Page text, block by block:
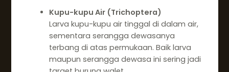
Kupu-kupu Air (Trichoptera)
Larva kupu-kupu air tinggal di dalam air,
sementara serangga dewasanya
terbang di atas permukaan. Baik larva
maupun serangga dewasa ini sering jadi